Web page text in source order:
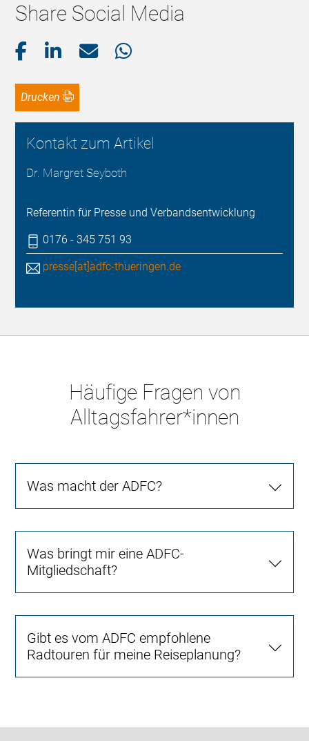
Share Social Media
Drucken
Kontakt zum Artikel
Dr. Margret Seyboth
Referentin für Presse und Verbandsentwicklung
0176 - 345 751 93
presse[at]adfc-thueringen.de
Häufige Fragen von
Alltagsfahrer*innen
Was macht der ADFC?
Was bringt mir eine ADFC-
Mitgliedschaft?
Gibt es vom ADFC empfohlene
Radtouren für meine Reiseplanung?